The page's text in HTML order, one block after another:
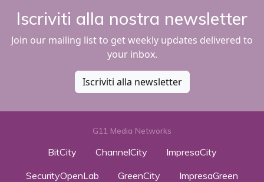
Iscriviti alla nostra newsletter
Join our mailing list to get weekly updates delivered to
your inbox.
Iscriviti alla newsletter
G11 Media Networks
BitCity ChannelCity
ImpresaCity
SecurityOpenLab
GreenCity
ImpresaGreen